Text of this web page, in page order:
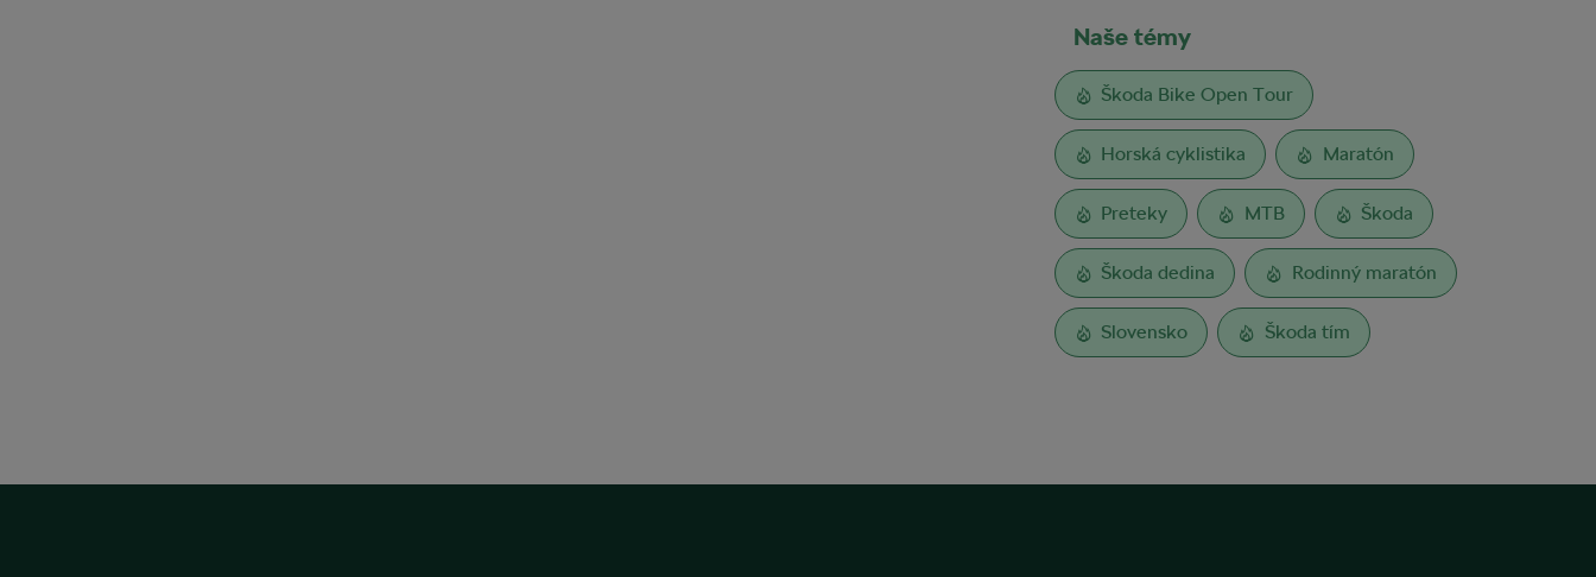
Naše témy
Škoda Bike Open Tour
Horská cyklistika Maratón
Preteky MTB Škoda
Škoda dedina Rodinný maratón
Slovensko Škoda tím